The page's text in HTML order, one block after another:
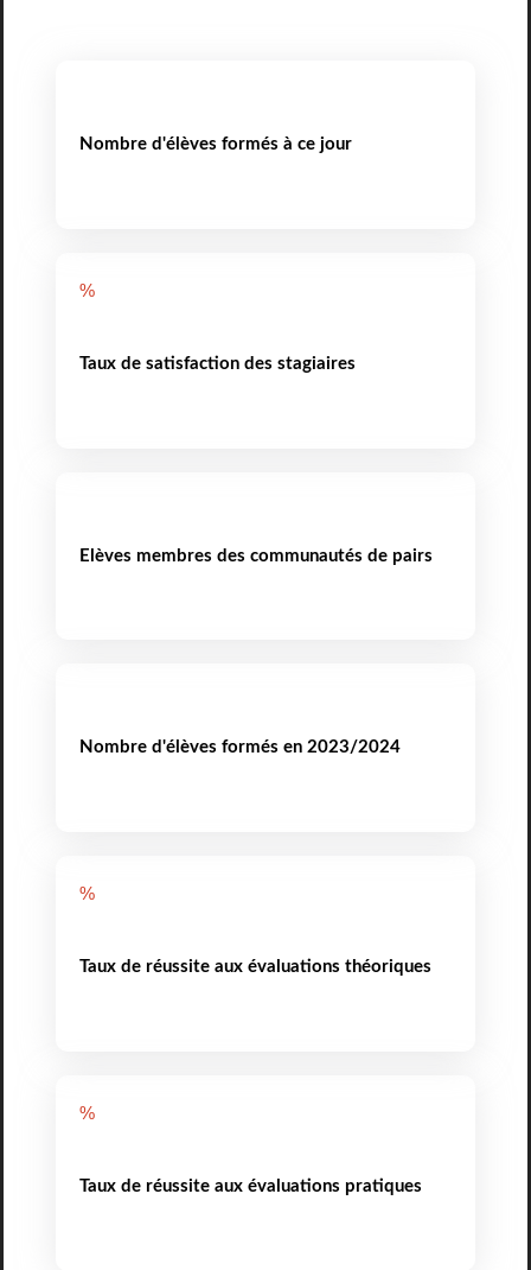
Nombre d'élèves formés à ce jour
%
Taux de satisfaction des stagiaires
Elèves membres des communautés de pairs
Nombre d'élèves formés en 2023/2024
%
Taux de réussite aux évaluations théoriques
%
Taux de réussite aux évaluations pratiques